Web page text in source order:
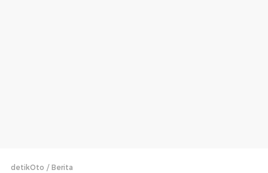
detikOto Berita